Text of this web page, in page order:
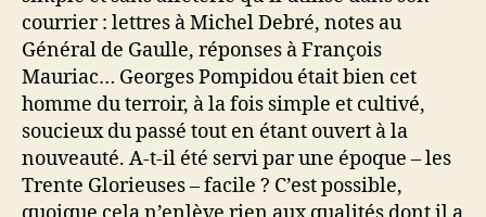
courrier : lettres à Michel Debré, notes au
Général de Gaulle, réponses à François
Mauriac… Georges Pompidou était bien cet
homme du terroir, à la fois simple et cultivé,
soucieux du passé tout en étant ouvert à la
nouveauté. A-t-il été servi par une époque – les
Trente Glorieuses – facile ? C’est possible,